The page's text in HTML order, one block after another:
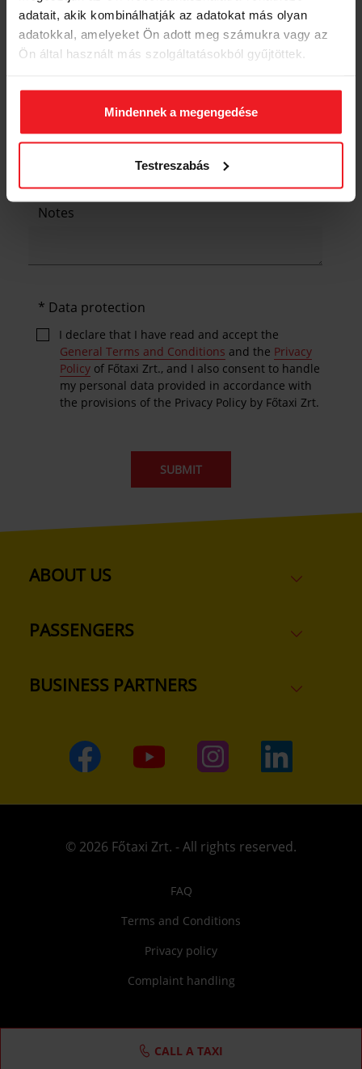
adatait, akik kombinálhatják az adatokat más olyan
adatokkal, amelyeket Ön adott meg számukra vagy az
Ön által használt más szolgáltatásokból gyűjtöttek.
Mindennek a megengedése
Testreszabás
I want a pet-friendly car
Notes
Data protection
I declare that I have read and accept the
General Terms and Conditions and the Privacy
Policyof Főtaxi Zrt., and I also consent to handle
my personal data provided in accordance with
the provisions of the Privacy Policy by Főtaxi Zrt.
ABOUT US
PASSENGERS
BUSINESS PARTNERS
© 2026 Főtaxi Zrt. - All rights reserved.
FAQ
Terms and Conditions
Privacy policy
Complaint handling
CALL A TAXI